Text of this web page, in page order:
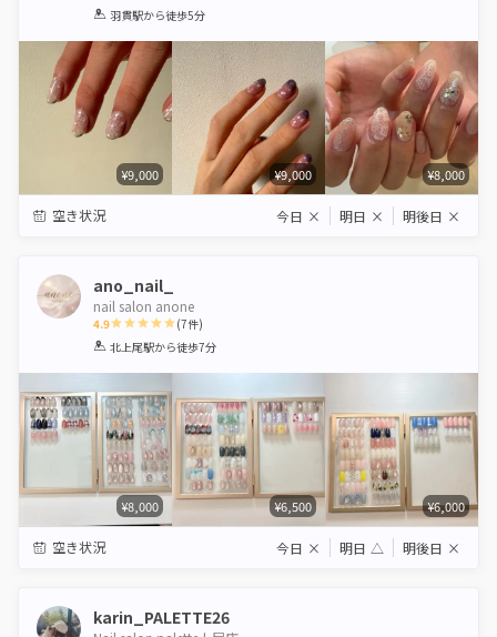
1 2 3 4 5
羽貫駅から徒歩5分
¥9,000 ¥9,000 ¥8,000
空き状況 今日 × 明日 × 明後日 ×
ano_nail_
nail salon anone
4.9
1 2 3 4 5
(7件)
北上尾駅から徒歩7分
¥8,000 ¥6,500 ¥6,000
空き状況 今日 × 明日 △ 明後日 ×
karin_PALETTE26